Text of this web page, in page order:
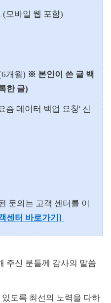
(모바일 웹 포함)
개월) ※ 본인이 쓴 글 백
한 글)
즘 데이터 백업 요청' 신
문의는 고객 센터를 이
센터 바로가기]
주신 분들께 감사의 말씀
도록 최선의 노력을 다하